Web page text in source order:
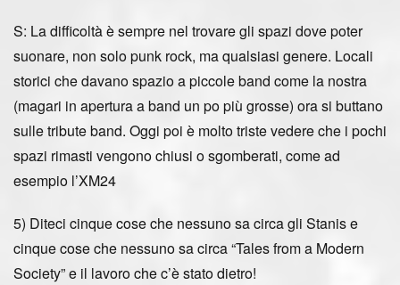
S: La difficoltà è sempre nel trovare gli spazi dove poter
suonare, non solo punk rock, ma qualsiasi genere. Locali
storici che davano spazio a piccole band come la nostra
(magari in apertura a band un po più grosse) ora si buttano
sulle tribute band. Oggi poi è molto triste vedere che i pochi
spazi rimasti vengono chiusi o sgomberati, come ad
esempio l’XM24
5) Diteci cinque cose che nessuno sa circa gli Stanis e
cinque cose che nessuno sa circa “Tales from a Modern
Society” e il lavoro che c’è stato dietro!